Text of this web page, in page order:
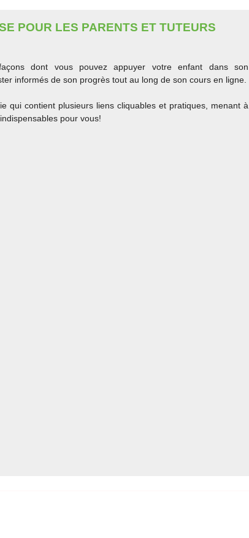
POUR LES PARENTS ET TUTEURS
dont vous pouvez appuyer votre enfant dans son
informés de son progrès tout au long de son cours en ligne.
qui contient plusieurs liens cliquables et pratiques, menant à
pour vous!